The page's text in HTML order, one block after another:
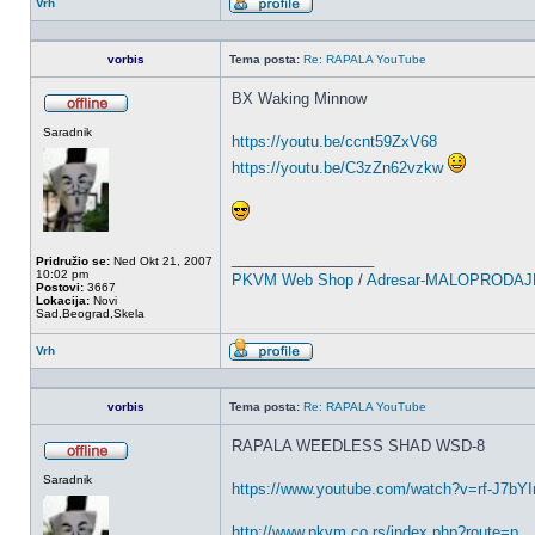
Vrh
Profil
vorbis
Tema posta: Re: RAPALA YouTube
Saradnik
Pridružio se: Ned Okt 21, 2007
10:02 pm
Postovi: 3667
Lokacija: Novi
Sad,Beograd,Skela
BX Waking Minnow
https://youtu.be/ccnt59ZxV68
https://youtu.be/C3zZn62vzkw
PKVM Web Shop / Adresar-
Vrh
Profil
vorbis
Tema posta: Re: RAPALA YouTube
Saradnik
RAPALA WEEDLESS SHAD WSD-8
https://www.youtube.com/watch?v=rf-